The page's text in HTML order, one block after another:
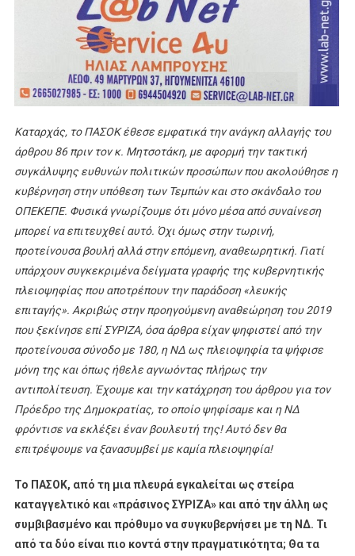
Καταρχάς, το ΠΑΣΟΚ έθεσε εμφατικά την ανάγκη αλλαγής του
άρθρου 86 πριν τον κ. Μητσοτάκη, με αφορμή την τακτική
συγκάλυψης ευθυνών πολιτικών προσώπων που ακολούθησε η
κυβέρνηση στην υπόθεση των Τεμπών και στο σκάνδαλο του
ΟΠΕΚΕΠΕ. Φυσικά γνωρίζουμε ότι μόνο μέσα από συναίνεση
μπορεί να επιτευχθεί αυτό. Όχι όμως στην τωρινή,
προτείνουσα βουλή αλλά στην επόμενη, αναθεωρητική. Γιατί
υπάρχουν συγκεκριμένα δείγματα γραφής της κυβερνητικής
πλειοψηφίας που αποτρέπουν την παράδοση «λευκής
επιταγής». Ακριβώς στην προηγούμενη αναθεώρηση του 2019
που ξεκίνησε επί ΣΥΡΙΖΑ, όσα άρθρα είχαν ψηφιστεί από την
προτείνουσα σύνοδο με 180, η ΝΔ ως πλειοψηφία τα ψήφισε
μόνη της και όπως ήθελε αγνωόντας πλήρως την
αντιπολίτευση. Έχουμε και την κατάχρηση του άρθρου για τον
Πρόεδρο της Δημοκρατίας, το οποίο ψηφίσαμε και η ΝΔ
φρόντισε να εκλέξει έναν βουλευτή της! Αυτό δεν θα
επιτρέψουμε να ξανασυμβεί με καμία πλειοψηφία!
Το ΠΑΣΟΚ, από τη μια πλευρά εγκαλείται ως στείρα
καταγγελτικό και «πράσινος ΣΥΡΙΖΑ» και από την άλλη ως
συμβιβασμένο και πρόθυμο να συγκυβερνήσει με τη ΝΔ. Τι
από τα δύο είναι πιο κοντά στην πραγματικότητα; Θα τα